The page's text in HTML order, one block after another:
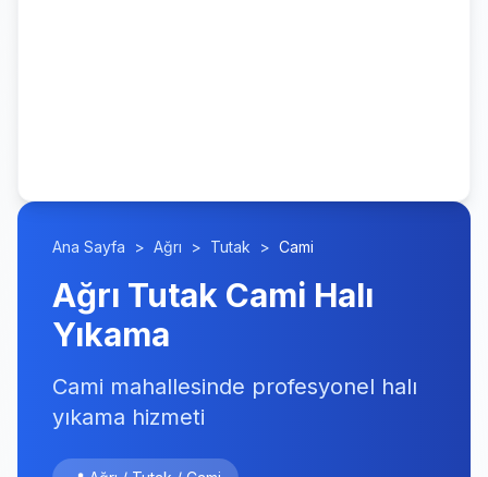
Ana Sayfa > Ağrı > Tutak > Cami
Ağrı Tutak Cami Halı
Yıkama
Cami mahallesinde profesyonel halı
yıkama hizmeti